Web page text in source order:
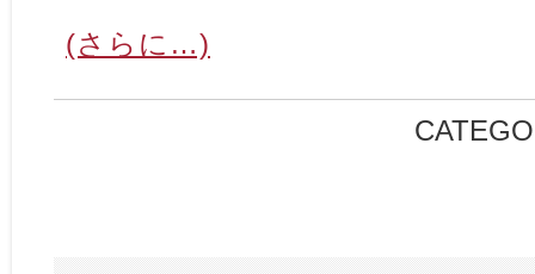
(さらに…)